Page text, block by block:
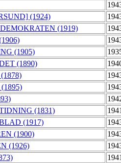
(1924)
(1919)
(1905)
(1890)
(1831)
(1917)
(1900)
(1926)